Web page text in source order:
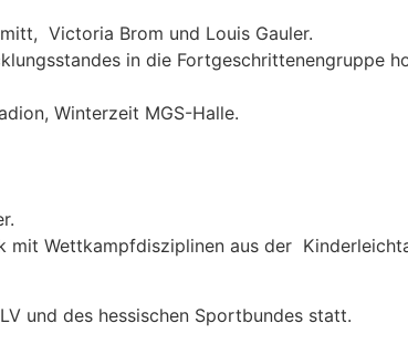
Victoria Brom und Louis Gauler.
in die Fortgeschrittenengruppe
Winterzeit MGS-Halle.
mit Wettkampfdisziplinen aus der
und des hessischen Sportbundes statt.